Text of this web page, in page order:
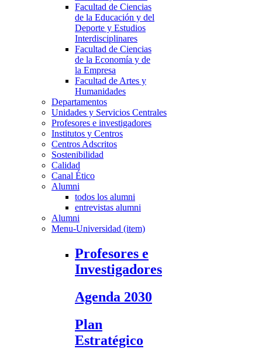
Facultad de Ciencias
de la Educación y del
Deporte y Estudios
Interdisciplinares
Facultad de Ciencias
de la Economía y de
la Empresa
Facultad de Artes y
Humanidades
Departamentos
Unidades y Servicios Centrales
Profesores e investigadores
Institutos y Centros
Centros Adscritos
Sostenibilidad
Calidad
Canal Ético
Alumni
todos los alumni
entrevistas alumni
Alumni
Menu-Universidad (item)
Profesores e
Investigadores
Agenda 2030
Plan
Estratégico